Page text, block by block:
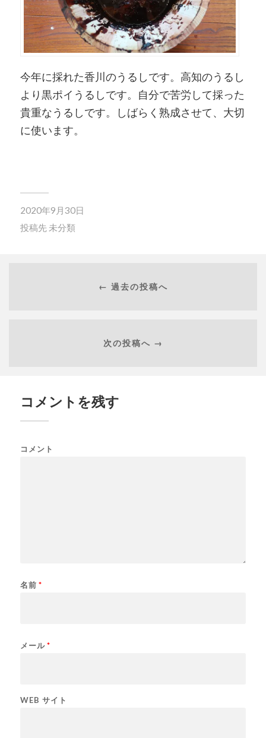
今年に採れた香川のうるしです。高知のうるし
より黒ポイうるしです。自分で苦労して採った
貴重なうるしです。しばらく熟成させて、大切
に使います。
2020年9月30日
投稿先 未分類
← 過去の投稿へ
次の投稿へ →
コメントを残す
コメント
名前 *
メール *
WEB サイト